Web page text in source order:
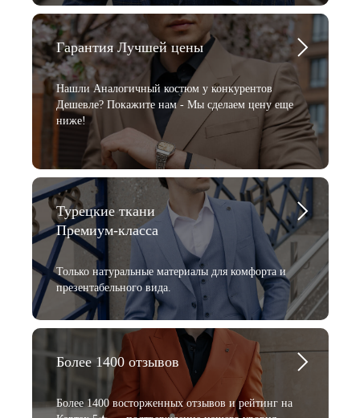
Гарантия Лучшей цены
Нашли Аналогичный костюм у конкурентов
Дешевле? Покажите нам - Мы сделаем цену еще
ниже!
Турецкие ткани
Премиум-класса
Только натуральные материалы для комфорта и
презентабельного вида.
Более 1400 отзывов
Более 1400 восторженных отзывов и рейтинг на